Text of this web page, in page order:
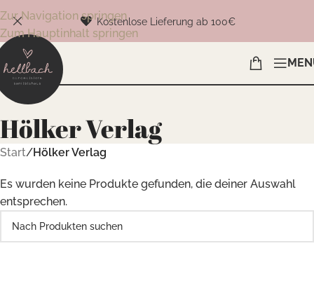
Zur Navigation springen
Zum Hauptinhalt springen
Kostenlose Lieferung ab 100€
Hölker Verlag
Start/Hölker Verlag
Es wurden keine Produkte gefunden, die deiner Auswahl
entsprechen.